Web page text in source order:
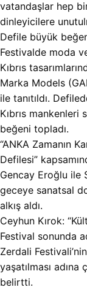
vatandaşlar hep
dinleyicilere
Defile büyük
Festivalde moda
Kıbrıs
Marka Models
ile tanıtıldı.
Kıbrıs mankenleri
beğeni topladı.
“ANKA Zamanın
Defilesi”
Gencay Eroğlu ile
geceye sanatsal
alkış aldı.
Ceyhun Kırok:
Festival sonunda
Zerdali
yaşatılması
belirtti.